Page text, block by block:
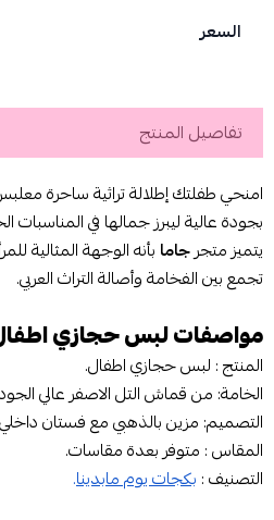
السعر
تفاصيل المنتج
امنحي طفلتك إطلالة تراثية ساحرة
بجودة عالية ليبرز جمالها في المناسبات
يتميز متجرجاما بأنه الوجهة المثالية
تجمع بين الفخامة وأصالة التراث العربي.
مواصفات لبس حجازي
المنتج : لبس حجازي اطفال.
الخامة: من قماش التل الاصفر عالي
التصميم: مزين بالذهبي مع فستان
المقاس : متوفر بعدة مقاسات.
التصنيف : بكجات يوم مابدينا.